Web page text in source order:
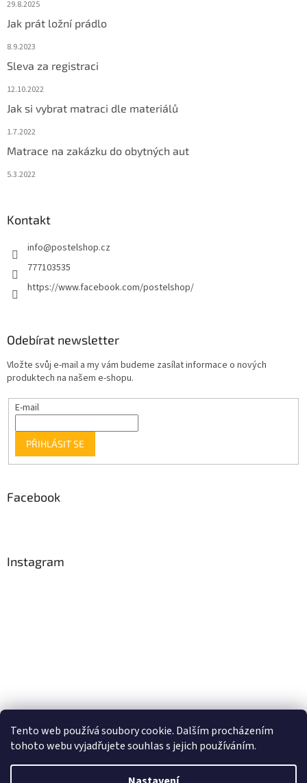
Tento web používá soubory cookie. Dalším procházením
tohoto webu vyjadřujete souhlas s jejich používáním.
29.8.2025
Jak prát ložní prádlo
8.9.2023
Sleva za registraci
12.10.2022
Jak si vybrat matraci dle materiálů
1.7.2022
Matrace na zakázku do obytných aut
5.3.2022
Kontakt
info@postelshop.cz
777103535
https://www.facebook.com/postelshop/
Odebírat newsletter
Vložte svůj e-mail a my vám budeme zasílat informace o nových
produktech na našem e-shopu.
E-mail
PŘIHLÁSIT SE
Facebook
Instagram
Sledovat na Instagramu